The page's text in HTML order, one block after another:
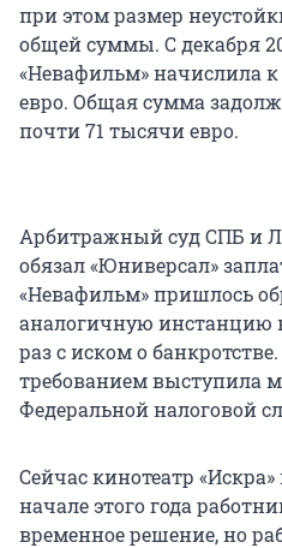
при этом размер
общей суммы. С декабря
«Невафильм» начислила
евро. Общая сумма
почти 71 тысячи евро.
Арбитражный суд СПБ и
обязал «Юниверсал»
«Невафильм» пришлось
аналогичную инстанцию
раз с иском о
требованием выступила
Федеральной налоговой
Сейчас кинотеатр
начале этого года
временное решение, но